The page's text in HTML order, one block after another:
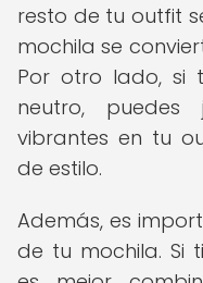
resto de tu outfit
mochila se
Por otro lado, si
neutro,
vibrantes en tu
de estilo.
Además, es
de tu mochila. Si